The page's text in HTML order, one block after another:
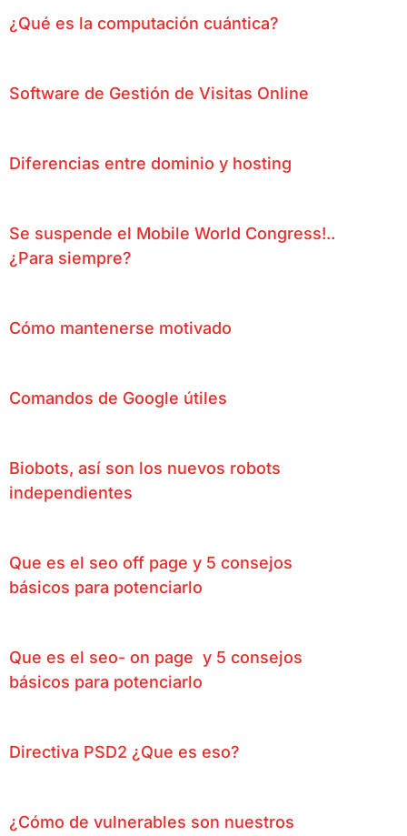
¿Qué es la computación cuántica?
Software de Gestión de Visitas Online
Diferencias entre dominio y hosting
Se suspende el Mobile World Congress!..
¿Para siempre?
Cómo mantenerse motivado
Comandos de Google útiles
Biobots, así son los nuevos robots
independientes
Que es el seo off page y 5 consejos
básicos para potenciarlo
Que es el seo- on page y 5 consejos
básicos para potenciarlo
Directiva PSD2 ¿Que es eso?
¿Cómo de vulnerables son nuestros